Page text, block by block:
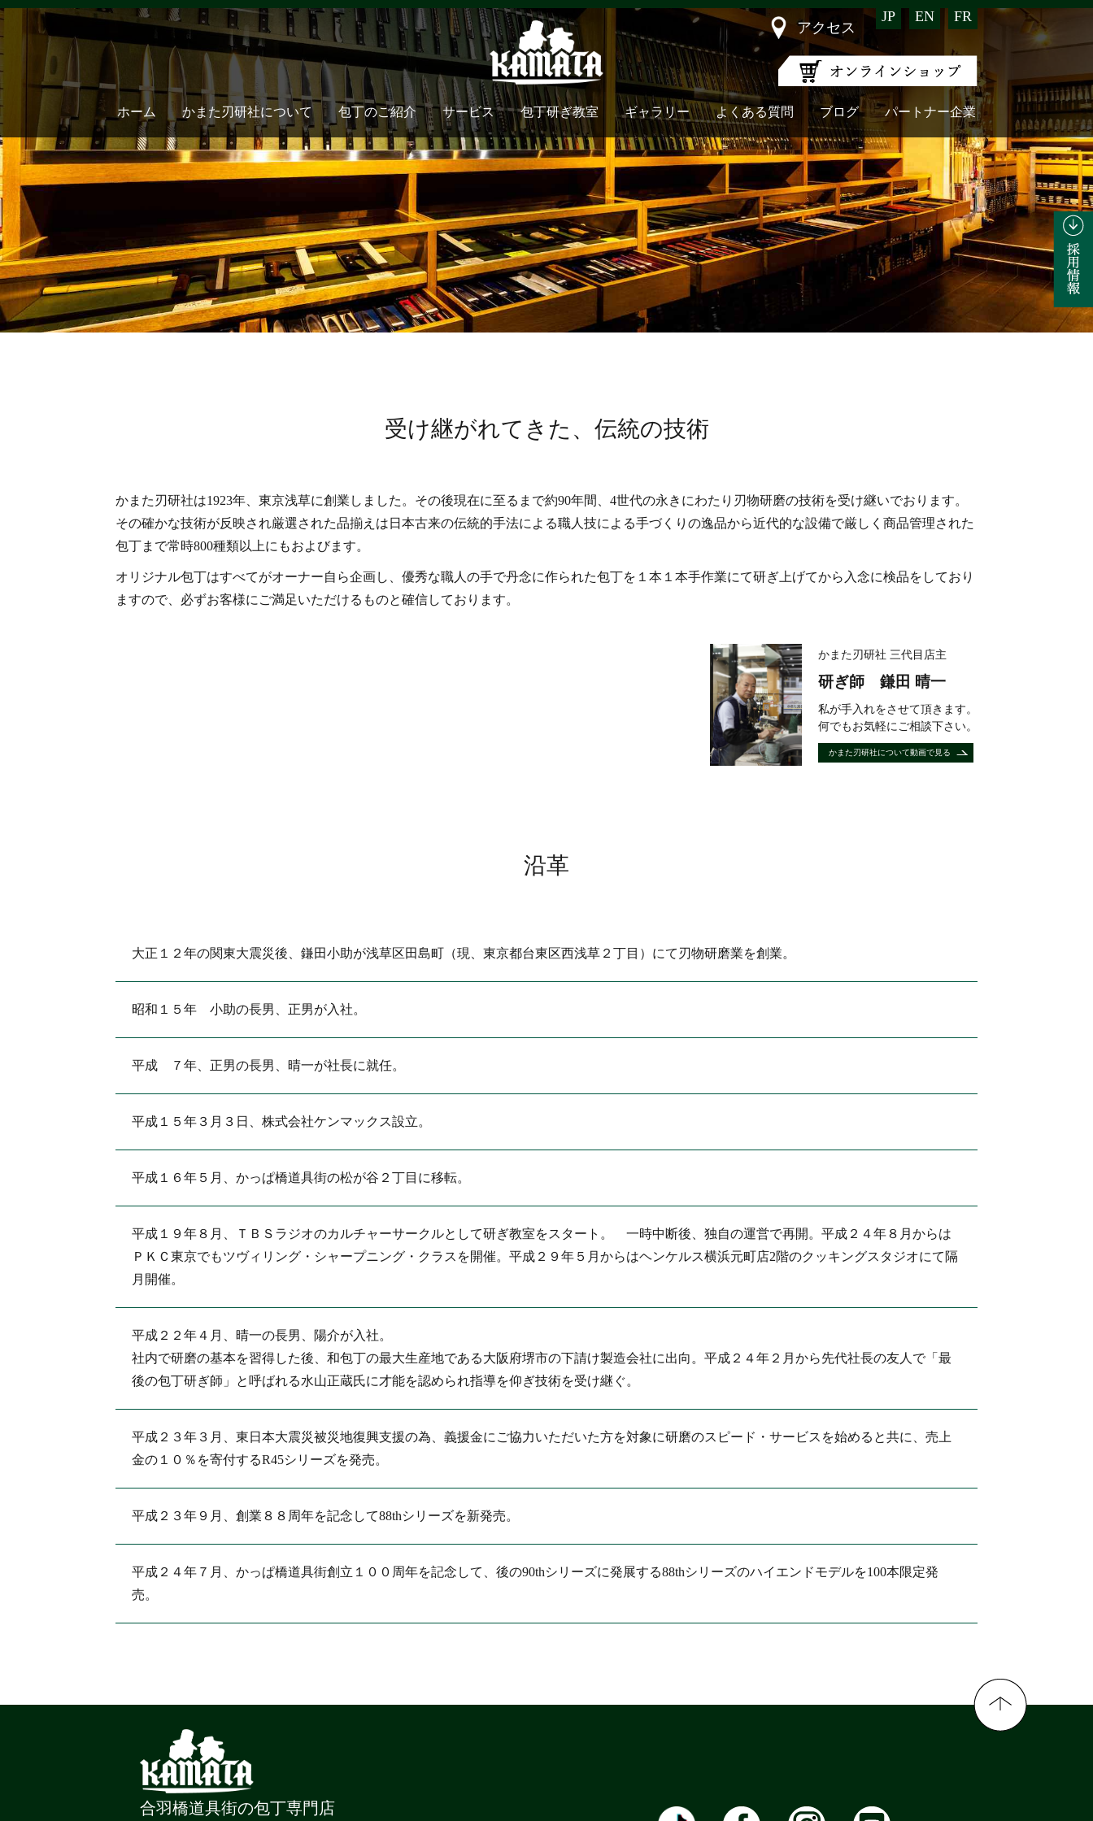
EN FR
JP
ホーム かまた刃研社について 包丁のご紹介 サービス 包丁研ぎ教室 ギャラリー よくある質問 ブログ パートナー企業
アクセス
受け継がれてきた、伝統の技術
かまた刃研社は1923年、東京浅草に創業しました。その後現在に至るまで約90年間、4世代の永きにわたり刃物研磨の技術を受け継いでおります。
その確かな技術が反映され厳選された品揃えは日本古来の伝統的手法による職人技による手づくりの逸品から近代的な設備で厳しく商品管理された
包丁まで常時800種類以上にもおよびます。
オリジナル包丁はすべてがオーナー自ら企画し、優秀な職人の手で丹念に作られた包丁を１本１本手作業にて研ぎ上げてから入念に検品をしており
ますので、必ずお客様にご満足いただけるものと確信しております。
かまた刃研社 三代目店主
研ぎ師 鎌田 晴一
私が手入れをさせて頂きます。
何でもお気軽にご相談下さい。
かまた刃研社について動画で見る
沿革
大正１２年の関東大震災後、鎌田小助が浅草区田島町（現、東京都台東区西浅草２丁目）にて刃物研磨業を創業。
昭和１５年 小助の長男、正男が入社。
平成 ７年、正男の長男、晴一が社長に就任。
平成１５年３月３日、株式会社ケンマックス設立。
平成１６年５月、かっぱ橋道具街の松が谷２丁目に移転。
平成１９年８月、ＴＢＳラジオのカルチャーサークルとして研ぎ教室をスタート。 一時中断後、独自の運営で再開。平成２４年８月からは
ＰＫＣ東京でもツヴィリング・シャープニング・クラスを開催。平成２９年５月からはヘンケルス横浜元町店2階のクッキングスタジオにて隔
月開催。
平成２２年４月、晴一の長男、陽介が入社。
社内で研磨の基本を習得した後、和包丁の最大生産地である大阪府堺市の下請け製造会社に出向。平成２４年２月から先代社長の友人で「最
後の包丁研ぎ師」と呼ばれる水山正蔵氏に才能を認められ指導を仰ぎ技術を受け継ぐ。
平成２３年３月、東日本大震災被災地復興支援の為、義援金にご協力いただいた方を対象に研磨のスピード・サービスを始めると共に、売上
金の１０％を寄付するR45シリーズを発売。
平成２３年９月、創業８８周年を記念して88thシリーズを新発売。
平成２４年７月、かっぱ橋道具街創立１００周年を記念して、後の90thシリーズに発展する88thシリーズのハイエンドモデルを100本限定発
売。
合羽橋道具街の包丁専門店